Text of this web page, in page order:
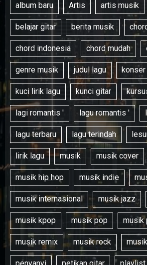
album baru Artis artis musik
belajar gitar berita musik
chord indonesia chord mudah
genre musik judul lagu konser
kuci lirik lagu kunci gitar
lagi romantis ' lagu romantis '
lagu terbaru lagu terindah
lirik lagu musik musik cover
musik hip hop musik indie
musik internasional musik jazz
musik kpop musik pop musik
musik remix musik rock